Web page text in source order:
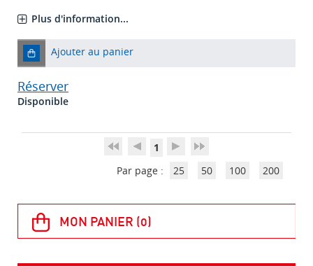
Plus d'information...
Ajouter au panier
Réserver
Disponible
1
Par page :
25 50 100 200